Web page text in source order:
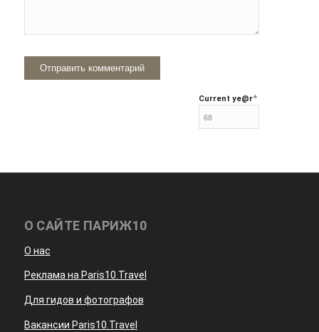
Current ye@r*
О САЙТЕ ПАРИЖ10
О нас
Реклама на Paris10.Travel
Для гидов и фотографов
Вакансии Paris10.Travel